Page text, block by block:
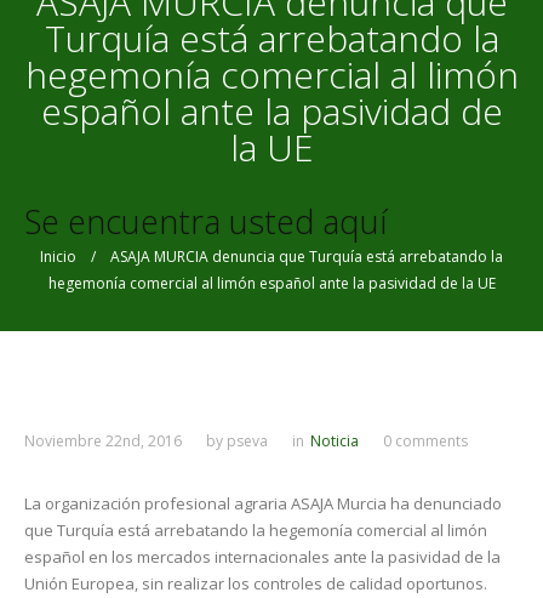
Turquía está arrebatando la
hegemonía comercial al limón
español ante la pasividad de
la UE
Se encuentra usted aquí
Inicio / ASAJA MURCIA denuncia que Turquía está arrebatando la
hegemonía comercial al limón español ante la pasividad de la UE
Noviembre 22nd, 2016 by pseva in Noticia 0 comments
La organización profesional agraria ASAJA Murcia ha denunciado
que Turquía está arrebatando la hegemonía comercial al limón
español en los mercados internacionales ante la pasividad de la
Unión Europea, sin realizar los controles de calidad oportunos.